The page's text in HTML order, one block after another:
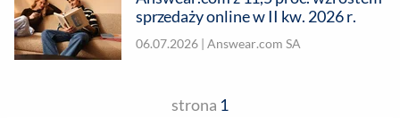
sprzedaży online w II kw. 2026 r.
06.07.2026 | Answear.com SA
strona 1